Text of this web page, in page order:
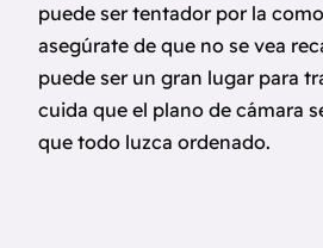
puede ser tentador por la
asegúrate de que no se vea
puede ser un gran lugar para
cuida que el plano de cámara
que todo luzca ordenado.